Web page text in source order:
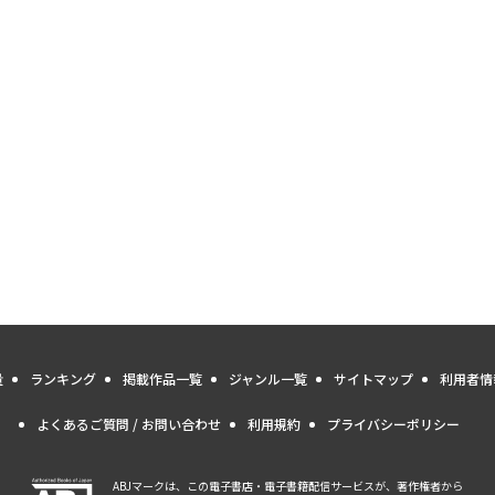
ランキング 掲載作品一覧 ジャンル一覧 サイトマップ 利用者
よくあるご質問 / お問い合わせ 利用規約 プライバシーポリシー
ABJマークは、この電子書店・電子書籍配信サービスが、著作権者から